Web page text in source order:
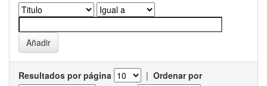
Resultados por página | Ordenar por